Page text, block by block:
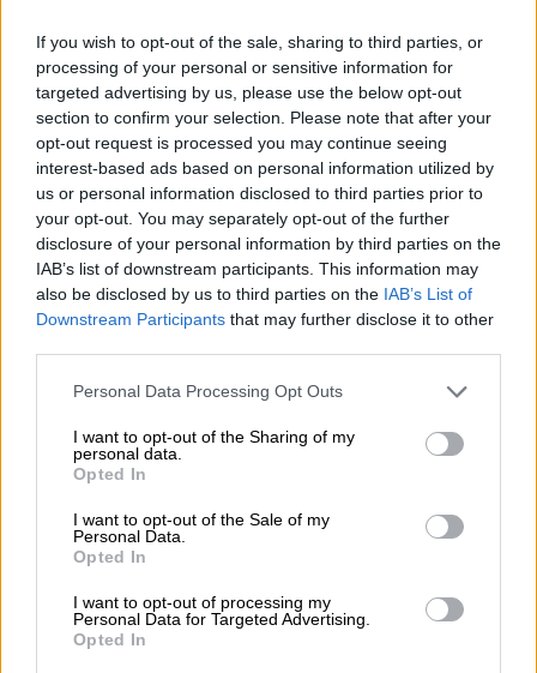
If you wish to opt-out of the sale, sharing to third parties, or
processing of your personal or sensitive information for
targeted advertising by us, please use the below opt-out
section to confirm your selection. Please note that after your
opt-out request is processed you may continue seeing
interest-based ads based on personal information utilized by
us or personal information disclosed to third parties prior to
your opt-out. You may separately opt-out of the further
disclosure of your personal information by third parties on the
IAB’s list of downstream participants. This information may
also be disclosed by us to third parties on the IAB’s List of
Downstream Participants that may further disclose it to other
Please note that this website/app uses one or more Google
not limited to your visit or usage behaviour. You may click to
grant or deny consent to Google and its third-party tags to
use your data for below specified purposes in below Google
consent section.
Personal Data Processing Opt Outs
I want to opt-out of the Sharing of my
personal data.
Opted In
I want to opt-out of the Sale of my
Personal Data.
Opted In
I want to opt-out of processing my
Personal Data for Targeted Advertising.
Opted In
Datasäädös
(Data Act)
Voimaan:
11.1.2024
Soveltamine
n alkaa:
12.9.2025
Oikeudenmu
kainen datan
saatavuus ja
käyttö,
kilpailun
edistäminen
oikeudet
omaan
dataan, pk-
yrityksille
reilummat
sopimusehd
ot,
pilvipalveluj
en
vaihdettavu
Datanhallint
a-asetus
Governanc
e Act)
Julkaistu:
3.6.2022
Luottamuks
datan
säännöt
hallintaan ja